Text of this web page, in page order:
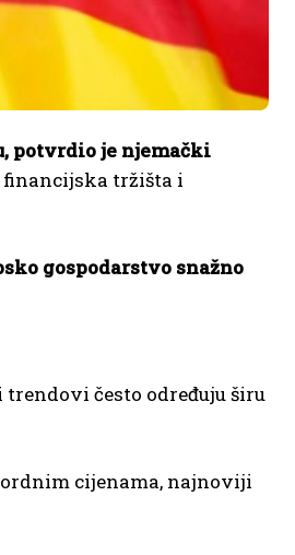
potvrdio je njemački
financijska tržišta i
gospodarstvo snažno
često određuju širu
cijenama, najnoviji